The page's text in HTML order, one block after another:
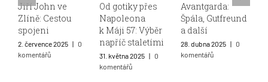
Od gotiky přes
Napoleona
k Máji 57: Výběr
napříč staletími
31. května 2025
Avantgarda:
Špála, Gutfreund
a další
28. dubna 2025 | 0
komentářů
Pařížští Češi
27. března 2025 | 0
komentářů